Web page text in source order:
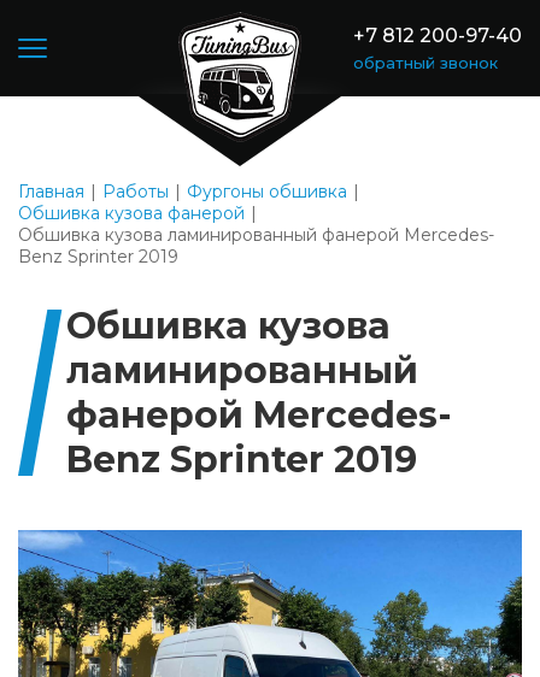
+7 812 200-97-40
обратный звонок
Главная Работы
Фургоны обшивка
Обшивка кузова фанерой
Обшивка кузова ламинированный фанерой Mercedes-
Benz Sprinter 2019
Обшивка кузова
ламинированный
фанерой Mercedes-
Benz Sprinter 2019